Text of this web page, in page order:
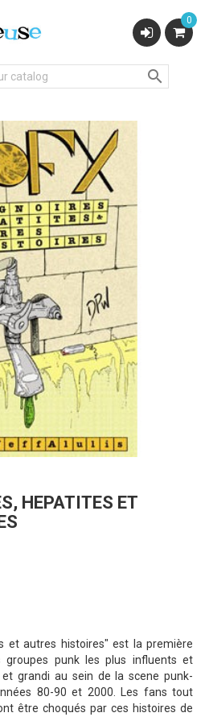
0

HEPATITES ET
et autres histoires" est la première
groupes punk les plus influents et
grandi au sein de la scene punk-
80-90 et 2000. Les fans tout
être choqués par ces histoires de